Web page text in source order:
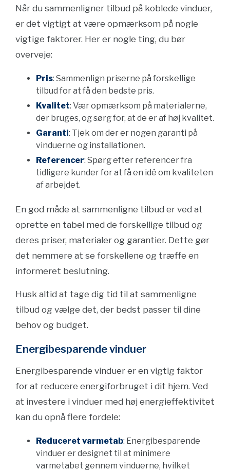
Når du sammenligner tilbud på koblede vinduer,
er det vigtigt at være opmærksom på nogle
vigtige faktorer. Her er nogle ting, du bør
overveje:
Pris: Sammenlign priserne på forskellige
tilbud for at få den bedste pris.
Kvalitet: Vær opmærksom på materialerne,
der bruges, og sørg for, at de er af høj kvalitet.
Garanti: Tjek om der er nogen garanti på
vinduerne og installationen.
Referencer: Spørg efter referencer fra
tidligere kunder for at få en idé om kvaliteten
af arbejdet.
En god måde at sammenligne tilbud er ved at
oprette en tabel med de forskellige tilbud og
deres priser, materialer og garantier. Dette gør
det nemmere at se forskellene og træffe en
informeret beslutning.
Husk altid at tage dig tid til at sammenligne
tilbud og vælge det, der bedst passer til dine
behov og budget.
Energibesparende vinduer
Energibesparende vinduer er en vigtig faktor
for at reducere energiforbruget i dit hjem. Ved
at investere i vinduer med høj energieffektivitet
kan du opnå flere fordele:
Reduceret varmetab: Energibesparende
vinduer er designet til at minimere
varmetabet gennem vinduerne, hvilket